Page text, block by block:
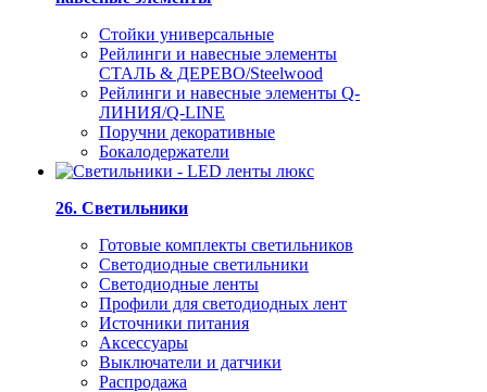
Стойки универсальные
Рейлинги и навесные элементы
СТАЛЬ & ДЕРЕВО/Steelwood
Рейлинги и навесные элементы Q-
ЛИНИЯ/Q-LINE
Поручни декоративные
Бокалодержатели
26. Светильники
Готовые комплекты светильников
Светодиодные светильники
Светодиодные ленты
Профили для светодиодных лент
Источники питания
Аксессуары
Выключатели и датчики
Распродажа